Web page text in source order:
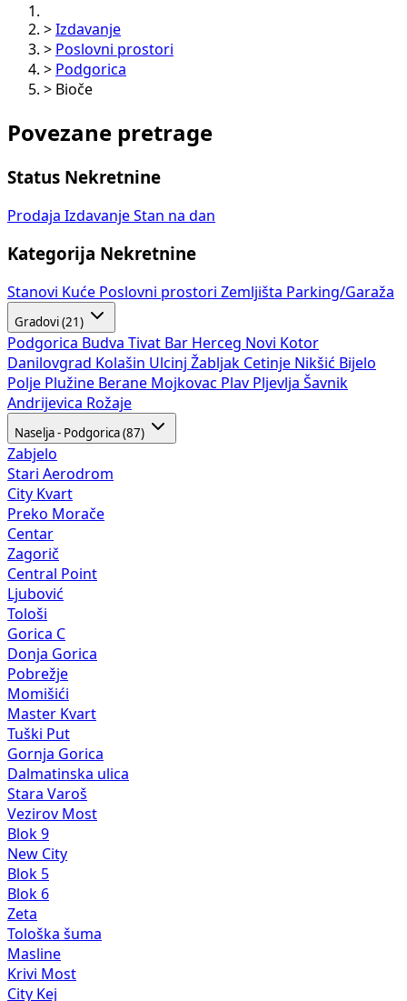
> Izdavanje
> Poslovni prostori
> Podgorica
> Bioče
Povezane pretrage
Status Nekretnine
Prodaja Izdavanje Stan na dan
Kategorija Nekretnine
Stanovi Kuće Poslovni prostori Zemljišta Parking/Garaža
Gradovi (21)
Podgorica Budva Tivat Bar Herceg Novi Kotor
Danilovgrad Kolašin Ulcinj Žabljak Cetinje Nikšić Bijelo
Polje Plužine Berane Mojkovac Plav Pljevlja Šavnik
Andrijevica Rožaje
Naselja - Podgorica (87)
Zabjelo
Stari Aerodrom
City Kvart
Preko Morače
Centar
Zagorič
Central Point
Ljubović
Tološi
Gorica C
Donja Gorica
Pobrežje
Momišići
Master Kvart
Tuški Put
Gornja Gorica
Dalmatinska ulica
Stara Varoš
Vezirov Most
Blok 9
New City
Blok 5
Blok 6
Zeta
Tološka šuma
Masline
Krivi Most
City Kej